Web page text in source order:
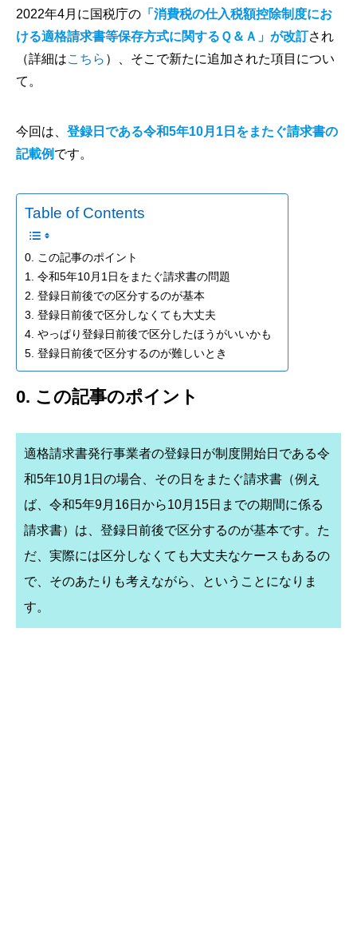
2022年4月に国税庁の 「消費税の仕入税額控除制度にお
ける適格請求書等保存方式に関するＱ＆Ａ」が改訂され
（詳細はこちら ）、そこで新たに追加された項目につい
て。
今回は、 登録日である令和5年10月1日をまたぐ請求書の
記載例 です。
Table of Contents
0. この記事のポイント
1. 令和5年10月1日をまたぐ請求書の問題
2. 登録日前後での区分するのが基本
3. 登録日前後で区分しなくても大丈夫
4. やっぱり登録日前後で区分したほうがいいかも
5. 登録日前後で区分するのが難しいとき
0. この記事のポイント
適格請求書発行事業者の登録日が制度開始日である令
和5年10月1日の場合、その日をまたぐ請求書（例え
ば、令和5年9月16日から10月15日までの期間に係る
請求書）は、登録日前後で区分するのが基本です。た
だ、実際には区分しなくても大丈夫なケースもあるの
で、そのあたりも考えながら、ということになりま
す。